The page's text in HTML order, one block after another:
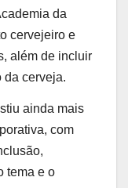
da
cervejeiro e
além de incluir
da cerveja.
ainda mais
com
tema e o